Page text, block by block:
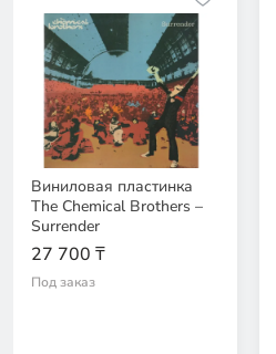
Виниловая пластинка
The Chemical Brothers –
Surrender
27 700 ₸
Под заказ